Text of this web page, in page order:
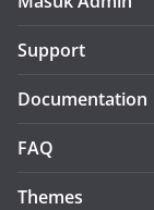
Support
Documentation
FAQ
Themes